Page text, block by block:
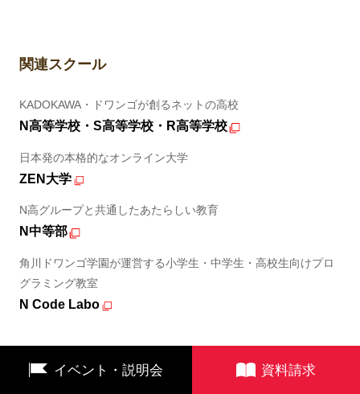
イベント・説明会 資料請求
関連スクール
KADOKAWA・ドワンゴが創るネットの高校
N高等学校・S高等学校・R高等学校
日本発の本格的なオンライン大学
ZEN大学
N高グループと共通したあたらしい教育
N中等部
角川ドワンゴ学園が運営する小学生・中学生・高校生向けプロ
グラミング教室
N Code Labo